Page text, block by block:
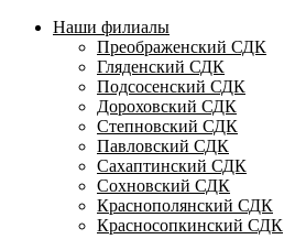
Наши филиалы
Преображенский СДК
Гляденский СДК
Подсосенский СДК
Дороховский СДК
Степновский СДК
Павловский СДК
Сахаптинский СДК
Сохновский СДК
Краснополянский СДК
Красносопкинский СДК